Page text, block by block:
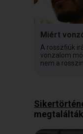
Miért
sokan a
A rosszfiúk
vonzalom
nem a